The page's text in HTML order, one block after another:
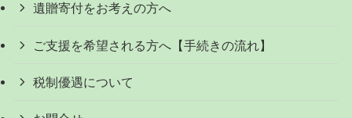
遺贈寄付をお考えの方へ
ご支援を希望される方へ【手続きの流れ】
税制優遇について